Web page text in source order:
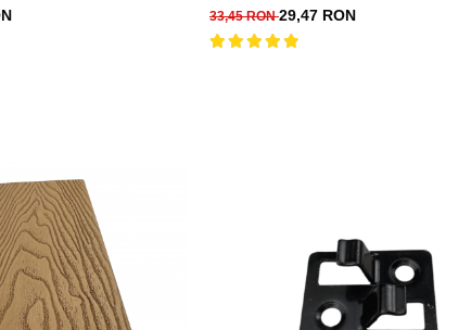
33,45 RON29,47 RON